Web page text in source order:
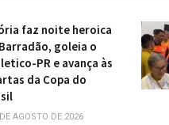
faz noite heroica
goleia o
PR e avança às
da Copa do
AGOSTO DE 2026